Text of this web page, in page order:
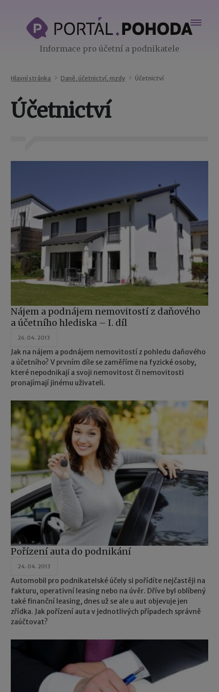
Informace pro účetní a podnikatele
Hlavní stránka Daně, účetnictví, mzdy Účetnictví
Účetnictví
Nájem a podnájem nemovitostí z daňového
a účetního hlediska – I. díl
26. 04. 2013
Jak na nájem a podnájem nemovitostí z pohledu daňového
a účetního? V prvním díle se zaměříme na fyzické osoby,
které nepodnikají a svoji nemovitost či nemovitosti
pronajímají jinému uživateli.
Pořízení auta do podnikání
24. 04. 2013
Automobil pro podnikatelské účely si pořídíte nejčastěji na
fakturu, operativní leasing nebo na úvěr. Dříve byl oblíbený
také finanční leasing, dnes už se ale u aut objevuje jen
zřídka. Jak pořízení auta v jednotlivých případech správně
zaúčtovat?